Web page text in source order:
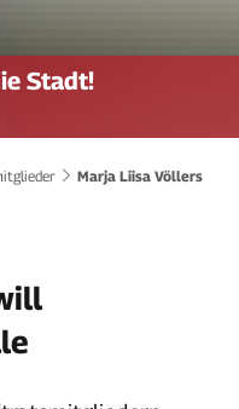
Stadt!
Marja Liisa Völlers